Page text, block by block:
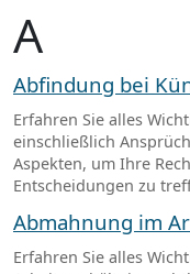
A
Abfindung bei
Erfahren Sie alles
einschließlich
Aspekten, um Ihre
Entscheidungen zu
Abmahnung im
Erfahren Sie alles